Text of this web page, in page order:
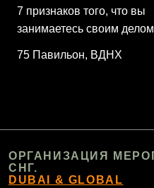
7 признаков того, что вы
занимаетесь своим делом
75 Павильон, ВДНХ
ОРГАНИЗАЦИЯ
СНГ.
DUBAI & GLOBAL